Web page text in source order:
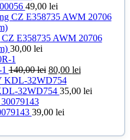
49,00 lei
E358735 AWM 20706
30,00 lei
1140,00lei Prețul
inițial
a
140,00 lei.
80,00 leiPrețul
este:
32WD754 35,00 lei
39,00 lei